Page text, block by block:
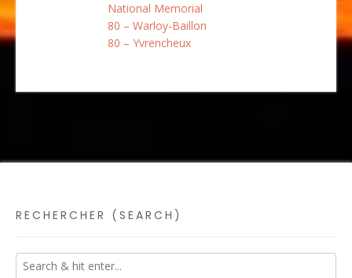
National Memorial
80 – Warloy-Baillon
80 – Yvrencheux
RECHERCHER (SEARCH)